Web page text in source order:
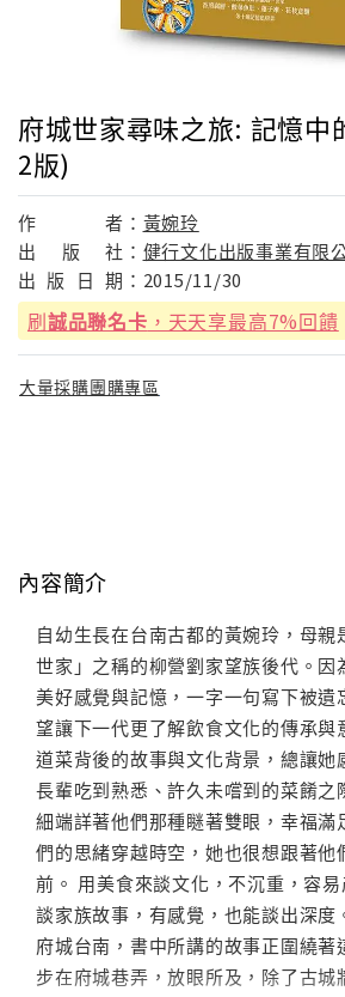
府城世家尋味之旅: 記憶中
2版)
作 者： 黃婉玲
出
版 社： 健行文化出版事業有限
出 版 日 期： 2015/11/30
刷誠品聯名卡 ，天天享最高7%回饋
大量採購團購專區
內容簡介
自幼生長在台南古都的黃婉玲，母親
世家」之稱的柳營劉家望族後代。因
美好感覺與記憶，一字一句寫下被遺
望讓下一代更了解飲食文化的傳承與
道菜背後的故事與文化背景，總讓她
長輩吃到熟悉、許久未嚐到的菜餚之
細端詳著他們那種瞇著雙眼，幸福滿
們的思緒穿越時空，她也很想跟著他
前。 用美食來談文化，不沉重，容
談家族故事，有感覺，也能談出深度
府城台南，書中所講的故事正圍繞著
步在府城巷弄，放眼所及，除了古城